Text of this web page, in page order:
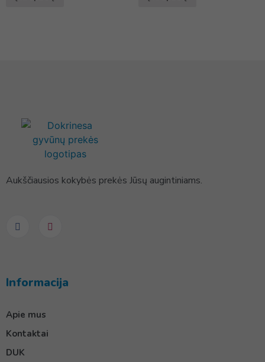
Aukščiausios kokybės prekės Jūsų augintiniams.
Informacija
Apie mus
Kontaktai
DUK